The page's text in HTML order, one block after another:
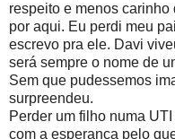
respeito e menos
por aqui. Eu perdi meu
escrevo pra ele. Davi
será sempre o nome de
Sem que pudessemos
surpreendeu.
Perder um filho numa
com a esperança pelo